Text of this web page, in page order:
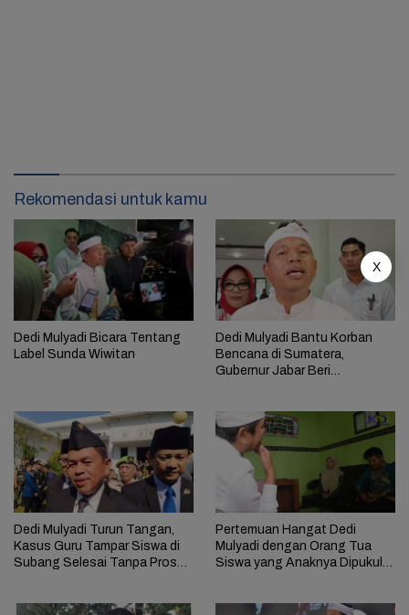
Rekomendasi untuk kamu
Dedi Mulyadi Bicara Tentang
Label Sunda Wiwitan
Dedi Mulyadi Bantu Korban
Bencana di Sumatera,
Gubernur Jabar Beri
Dedi Mulyadi Turun Tangan,
Kasus Guru Tampar Siswa di
Subang Selesai Tanpa Proses
Pertemuan Hangat Dedi
Mulyadi dengan Orang Tua
Siswa yang Anaknya Dipukul
X